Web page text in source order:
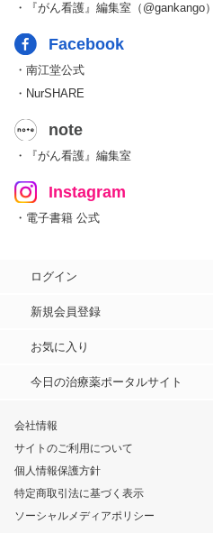
・『がん看護』編集室（@gankango）
Facebook
・南江堂公式
・NurSHARE
note
・『がん看護』編集室
Instagram
・電子書籍 公式
ログイン
新規会員登録
お気に入り
今日の治療薬ポータルサイト
会社情報
サイトのご利用について
個人情報保護方針
特定商取引法に基づく表示
ソーシャルメディアポリシー